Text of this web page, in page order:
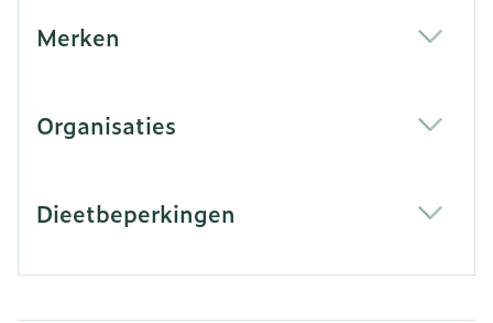
Merken
Organisaties
Dieetbeperkingen